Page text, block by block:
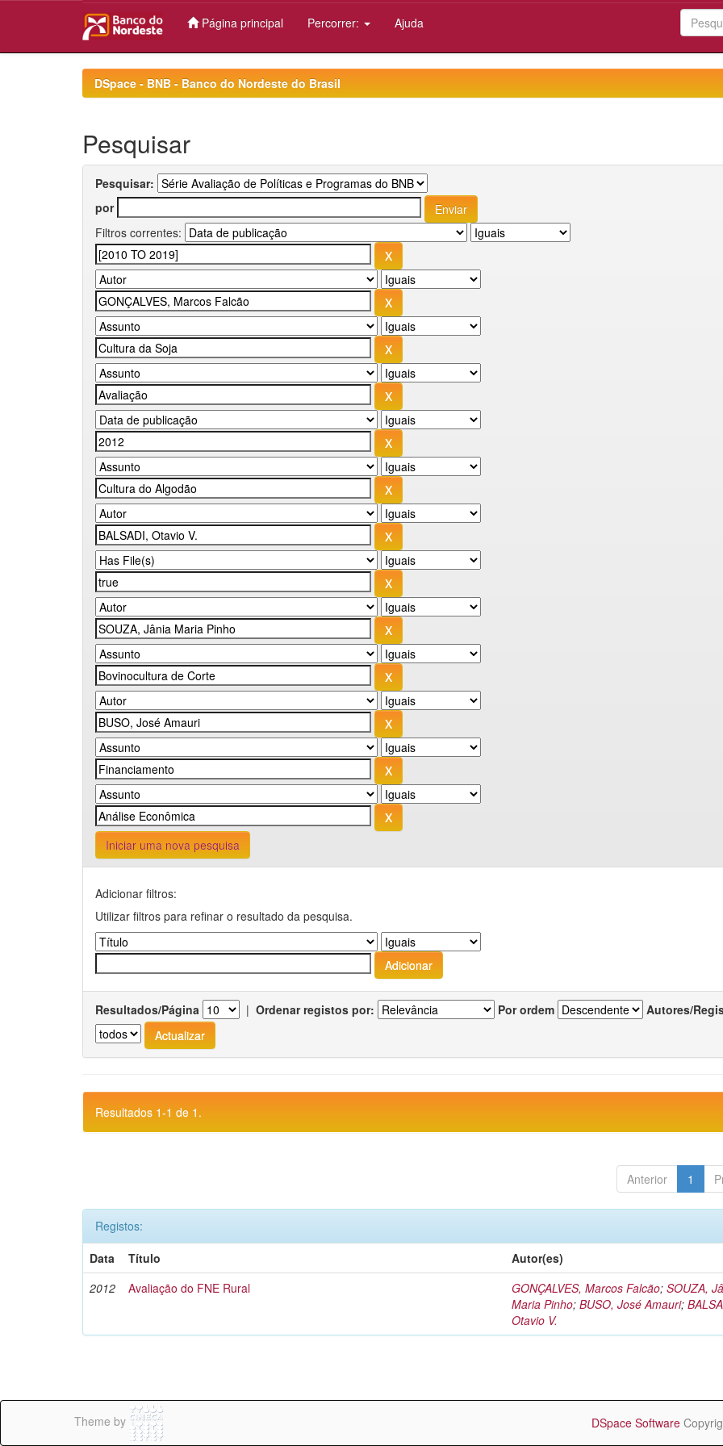
Página principal Percorrer: Ajuda
DSpace - BNB - Banco do Nordeste do Brasil
Pesquisar
Pesquisar:
por
Filtros correntes:
Iniciar uma nova pesquisa
Adicionar filtros:
Utilizar filtros para refinar o resultado da pesquisa.
Resultados/Página | Ordenar registos por: Por ordem Autores/
Resultados 1-1 de 1.
Anterior 1
Registos:
Data
Título
Autor(es)
2012
Avaliação do FNE Rural GONÇALVES, Marcos Falcão;SOUZA,
Maria Pinho;BUSO, José Amauri;
Otavio V.
Theme by DSpace Software